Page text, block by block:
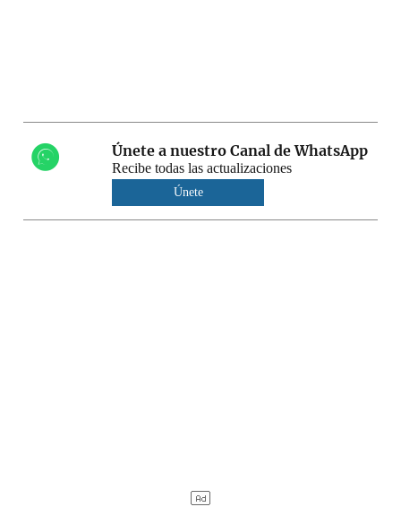
Únete a nuestro Canal de WhatsApp
Recibe todas las actualizaciones
Únete